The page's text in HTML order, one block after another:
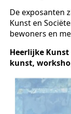
De exposanten
Kunst en
bewoners en
Heerlijke
kunst,